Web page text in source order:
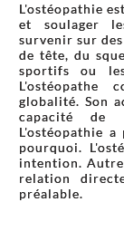
L'ostéopathie
et soulager
survenir sur
de tête, du
sportifs ou
L'ostéopathe
globalité. Son
capacité de
L'ostéopathie
pourquoi.
intention.
relation
préalable.